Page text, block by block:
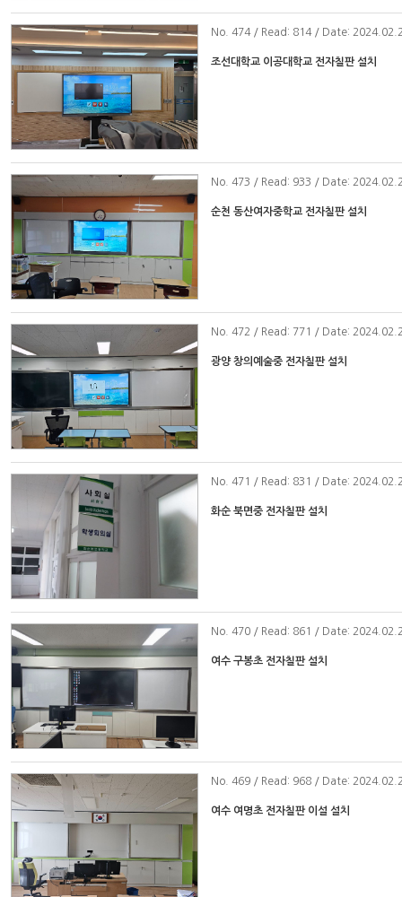
No . 474 / Read: 814 / Date:
조선대학교 이공대학교 전자칠판 설치
No . 473 / Read: 933 / Date:
순천 동산여자중학교 전자칠판 설치
No . 472 / Read: 771 / Date:
광양 창의예술중 전자칠판 설치
No . 471 / Read: 831 / Date:
화순 북면중 전자칠판 설치
No . 470 / Read: 861 / Date:
여수 구봉초 전자칠판 설치
No . 469 / Read: 968 / Date:
여수 여명초 전자칠판 이설 설치